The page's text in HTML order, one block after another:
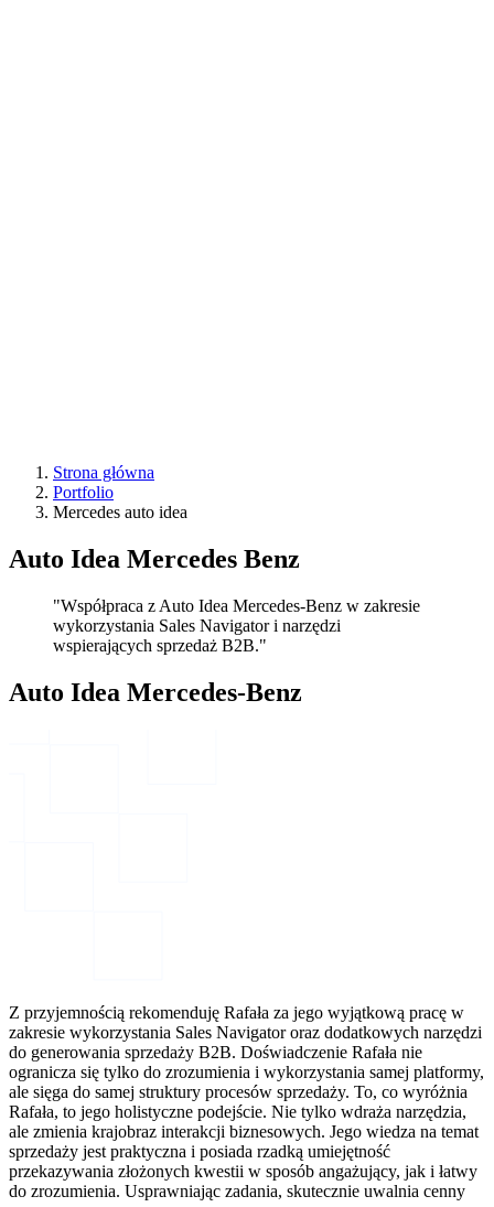
Strona główna
Portfolio
Mercedes auto idea
Auto Idea Mercedes Benz
"Współpraca z Auto Idea Mercedes-Benz w zakresie
wykorzystania Sales Navigator i narzędzi
wspierających sprzedaż B2B."
Auto Idea Mercedes-Benz
Z przyjemnością rekomenduję Rafała za jego wyjątkową pracę w
zakresie wykorzystania Sales Navigator oraz dodatkowych narzędzi
do generowania sprzedaży B2B. Doświadczenie Rafała nie
ogranicza się tylko do zrozumienia i wykorzystania samej platformy,
ale sięga do samej struktury procesów sprzedaży. To, co wyróżnia
Rafała, to jego holistyczne podejście. Nie tylko wdraża narzędzia,
ale zmienia krajobraz interakcji biznesowych. Jego wiedza na temat
sprzedaży jest praktyczna i posiada rzadką umiejętność
przekazywania złożonych kwestii w sposób angażujący, jak i łatwy
do zrozumienia. Usprawniając zadania, skutecznie uwalnia cenny